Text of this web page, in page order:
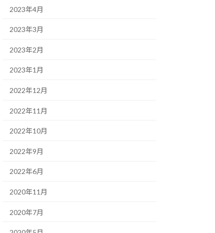
2023年4月
2023年3月
2023年2月
2023年1月
2022年12月
2022年11月
2022年10月
2022年9月
2022年6月
2020年11月
2020年7月